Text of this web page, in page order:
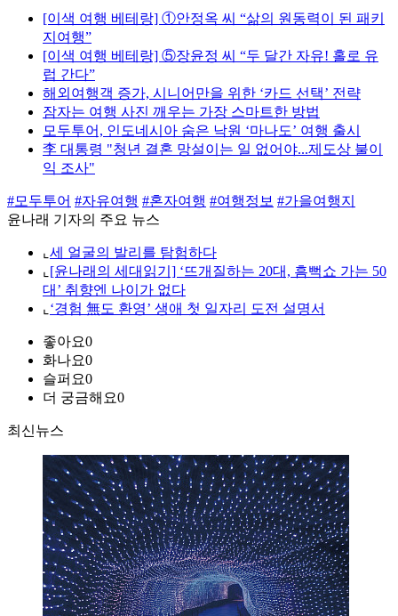
[이색 여행 베테랑] ①안정옥 씨 “삶의 원동력이 된 패키
지여행”
[이색 여행 베테랑] ⑤장윤정 씨 “두 달간 자유! 홀로 유
럽 간다”
해외여행객 증가, 시니어만을 위한 ‘카드 선택’ 전략
잠자는 여행 사진 깨우는 가장 스마트한 방법
모두투어, 인도네시아 숨은 낙원 ‘마나도’ 여행 출시
李 대통령 "청년 결혼 망설이는 일 없어야...제도상 불이
익 조사"
#모두투어 #자유여행 #혼자여행 #여행정보 #가을여행지
윤나래 기자의 주요 뉴스
⌞ 세 얼굴의 발리를 탐험하다
⌞ [윤나래의 세대읽기] ‘뜨개질하는 20대, 흠뻑쇼 가는 50
대’ 취향엔 나이가 없다
⌞ ‘경험 無도 환영’ 생애 첫 일자리 도전 설명서
좋아요0
화나요0
슬퍼요0
더 궁금해요0
최신뉴스